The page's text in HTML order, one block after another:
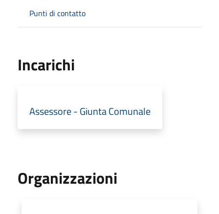
Punti di contatto
Incarichi
Assessore - Giunta Comunale
Organizzazioni